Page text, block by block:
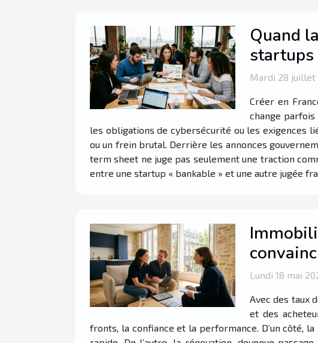
Quand
startups
Mardi 28 juillet
Créer en
change parfois
les obligations de cybersécurité ou les exigences
ou un frein brutal. Derrière les annonces
term sheet ne juge pas seulement une traction
entre une startup « bankable » et une autre jugée
Lundi 18 mai
Avec des taux
et des
fronts, la confiance et la performance. D’un côté, la